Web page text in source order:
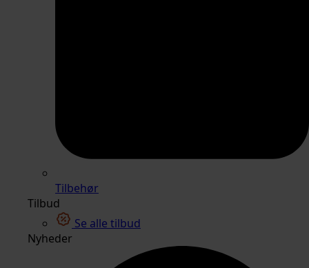
Tilbehør
Tilbud
Se alle tilbud
Nyheder